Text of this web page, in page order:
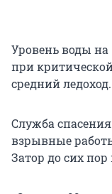
Уровень воды на
при
средний ледоход.
Служба
взрывные
Затор до сих пор